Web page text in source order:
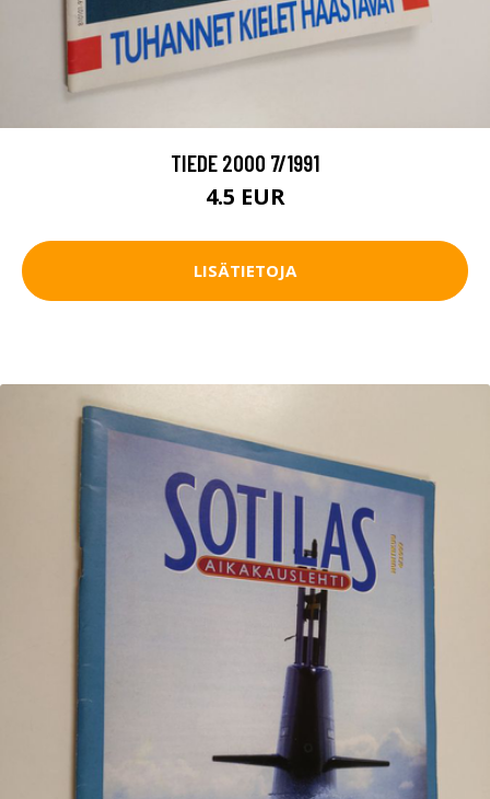
TIEDE 2000 7/1991
4.5 EUR
LISÄTIETOJA